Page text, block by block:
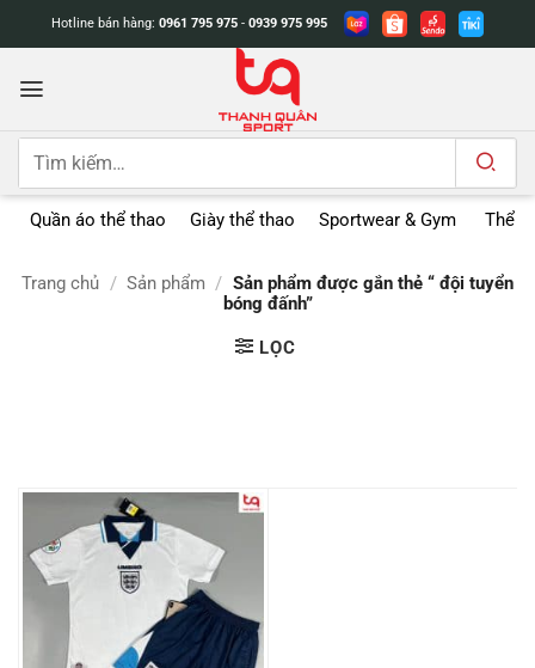
dung
Hotline bán hàng: 0961 795 975 - 0939 975 995
Tìm
Quần áo thể thao Giày thể thao Sportwear & Gym Thể
Trang chủ / Sản phẩm / Sản phẩm được gắn thẻ “ đội tuyển
bóng đấnh”
LỌC